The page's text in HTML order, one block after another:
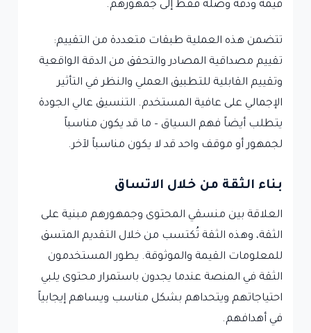
قيمة ودقة وصلة فقط إلى جمهورهم.
تتضمن هذه العملية طبقات متعددة من التقييم:
تقييم مصداقية المصادر والتحقق من الدقة الواقعية
وتقييم القابلية للتطبيق العملي والنظر في التأثير
الإجمالي على عافية المستخدم. التنسيق عالي الجودة
يتطلب أيضاً فهم السياق – ما قد يكون مناسباً
لجمهور أو موقف واحد قد لا يكون مناسباً لآخر.
بناء الثقة من خلال الاتساق
العلاقة بين منسقي المحتوى وجمهورهم مبنية على
الثقة، وهذه الثقة تُكتسب من خلال التقديم المتسق
للمعلومات القيمة والموثوقة. يطور المستخدمون
الثقة في المنصة عندما يجدون باستمرار محتوى يلبي
احتياجاتهم ويتحداهم بشكل مناسب ويساهم إيجابياً
في أهدافهم.